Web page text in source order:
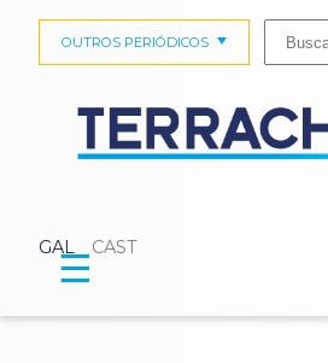
GAL CAST
OUTROS PERIÓDICOS
☰